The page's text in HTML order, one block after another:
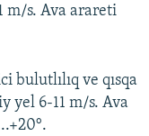
m/s. Ava arareti
bulutlılıq ve qısqa
yel 6-11 m/s. Ava